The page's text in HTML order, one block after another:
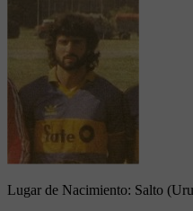
Lugar de Nacimiento: Salto